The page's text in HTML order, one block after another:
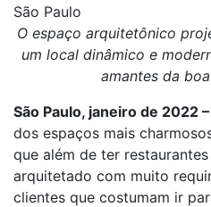
São Paulo
O espaço arquitetônico
um local dinâmico e
amantes da
São Paulo, janeiro de 2022 –
dos espaços mais
que além de ter
arquitetado com muito
clientes que costumam ir